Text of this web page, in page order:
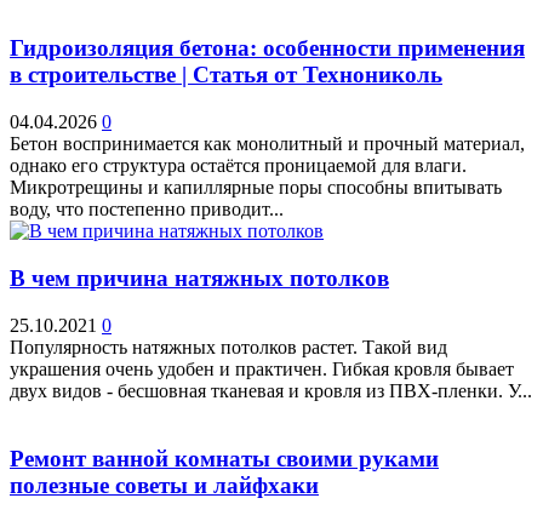
Гидроизоляция бетона: особенности применения
в строительстве | Статья от Технониколь
04.04.2026 0
Бетон воспринимается как монолитный и прочный материал,
однако его структура остаётся проницаемой для влаги.
Микротрещины и капиллярные поры способны впитывать
воду, что постепенно приводит...
В чем причина натяжных потолков
25.10.2021 0
Популярность натяжных потолков растет. Такой вид
украшения очень удобен и практичен. Гибкая кровля бывает
двух видов - бесшовная тканевая и кровля из ПВХ-пленки. У...
Ремонт ванной комнаты своими руками
полезные советы и лайфхаки